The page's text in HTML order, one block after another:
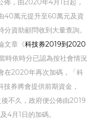
，由2020年4月1日起，
40萬元提升至60萬元及資
資助顧問收到大量查詢。
文章《科技券2019到2020
時依時分已認為按社會情況
在2020年再次加碼，「科
券將會提供前期資金，
不久，政府便公佈由2019
4月1日的加碼。